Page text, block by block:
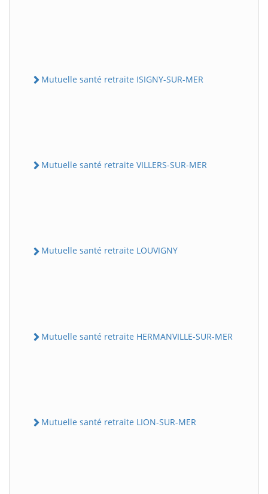
Mutuelle santé retraite ISIGNY-SUR-MER
Mutuelle santé retraite VILLERS-SUR-MER
Mutuelle santé retraite LOUVIGNY
Mutuelle santé retraite HERMANVILLE-SUR-MER
Mutuelle santé retraite LION-SUR-MER